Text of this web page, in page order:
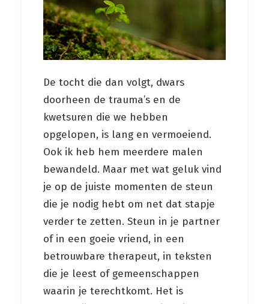
De tocht die dan volgt, dwars
doorheen de trauma’s en de
kwetsuren die we hebben
opgelopen, is lang en vermoeiend.
Ook ik heb hem meerdere malen
bewandeld. Maar met wat geluk vind
je op de juiste momenten de steun
die je nodig hebt om net dat stapje
verder te zetten. Steun in je partner
of in een goeie vriend, in een
betrouwbare therapeut, in teksten
die je leest of gemeenschappen
waarin je terechtkomt. Het is